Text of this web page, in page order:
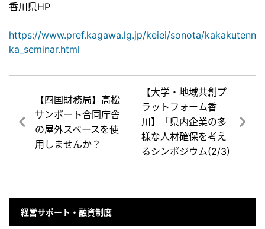
香川県HP
https://www.pref.kagawa.lg.jp/keiei/sonota/kakakutenn
ka_seminar.html
【四国財務局】高松
サンポート合同庁舎
の屋外スペースを使
用しませんか？
【大学・地域共創プ
ラットフォーム香
川】「県内企業の多
様な人材確保を考え
るシンポジウム(2/3)
経営サポート・融資制度